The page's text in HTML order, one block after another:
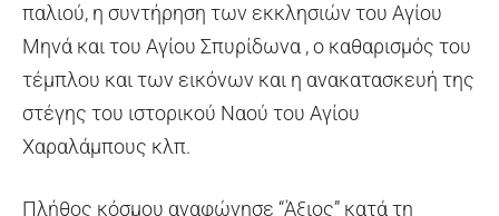
παλιού, η συντήρηση των εκκλησιών του Αγίου
Μηνά και του Αγίου Σπυρίδωνα , ο καθαρισμός του
τέμπλου και των εικόνων και η ανακατασκευή της
στέγης του ιστορικού Ναού του Αγίου
Χαραλάμπους κλπ.
Πλήθος κόσμου αναφώνησε “Άξιος” κατά τη